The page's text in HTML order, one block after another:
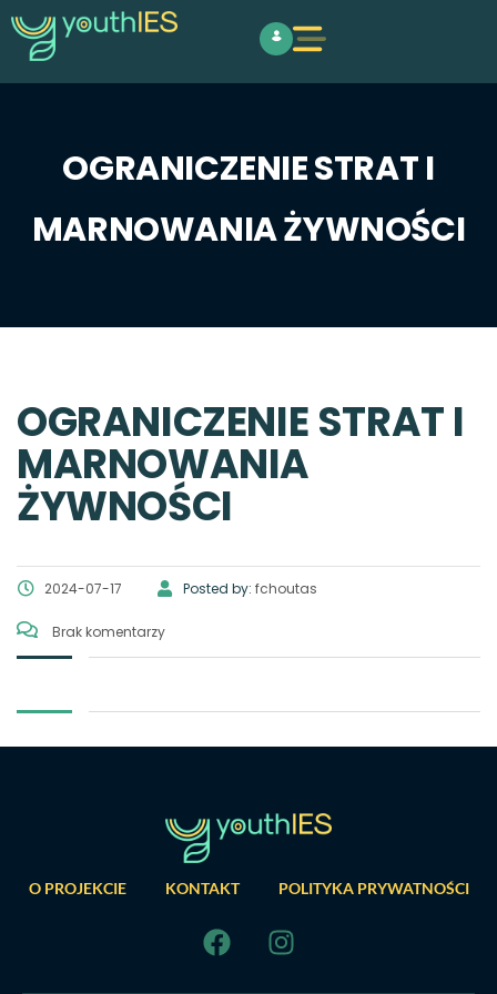
OGRANICZENIE STRAT I
MARNOWANIA ŻYWNOŚCI
OGRANICZENIE STRAT I
MARNOWANIA
ŻYWNOŚCI
2024-07-17 Posted by: fchoutas
Brak komentarzy
O PROJEKCIE KONTAKT POLITYKA PRYWATNOŚCI